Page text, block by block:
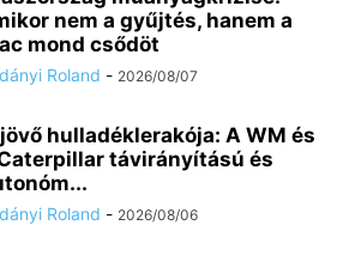
nem a gyűjtés, hanem a
mond csődöt
Roland - 2026/08/07
hulladéklerakója: A WM és
távirányítású és
Roland - 2026/08/06